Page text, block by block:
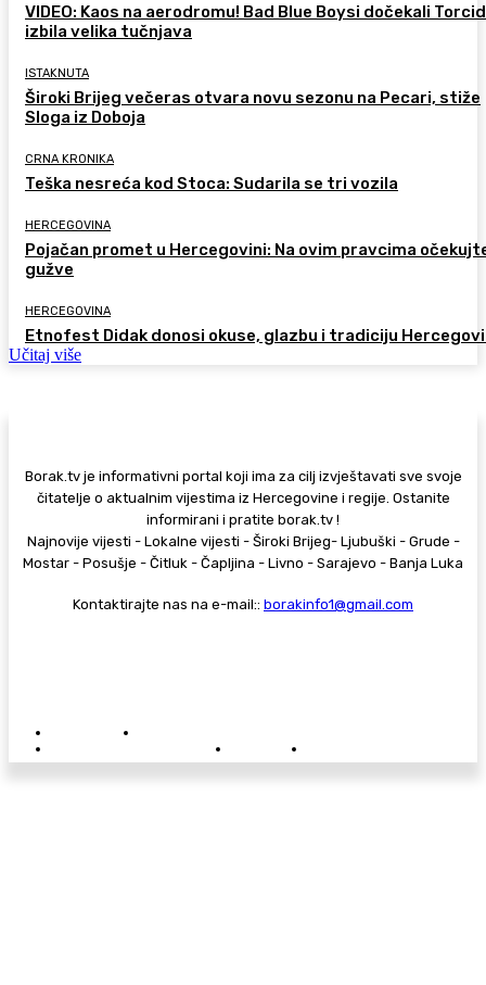
VIDEO: Kaos na aerodromu! Bad Blue Boysi dočekali
izbila velika tučnjava
ISTAKNUTA
Široki Brijeg večeras otvara novu sezonu na Pecari, stiže
Sloga iz Doboja
CRNA KRONIKA
Teška nesreća kod Stoca: Sudarila se tri vozila
HERCEGOVINA
Pojačan promet u Hercegovini: Na ovim pravcima
gužve
HERCEGOVINA
Etnofest Didak donosi okuse, glazbu i tradiciju
Učitaj više
Borak.tv je informativni portal koji ima za cilj izvještavati sve svoje
čitatelje o aktualnim vijestima iz Hercegovine i regije. Ostanite
informirani i pratite borak.tv !
Najnovije vijesti - Lokalne vijesti - Široki Brijeg- Ljubuški - Grude -
Mostar - Posušje - Čitluk - Čapljina - Livno - Sarajevo - Banja Luka
Kontaktirajte nas na e-mail:: borakinfo1@gmail.com